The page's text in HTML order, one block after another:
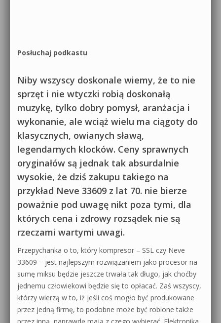
Posłuchaj podkastu
Niby wszyscy doskonale wiemy, że to nie
sprzęt i nie wtyczki robią doskonałą
muzykę, tylko dobry pomysł, aranżacja i
wykonanie, ale wciąż wielu ma ciągoty do
klasycznych, owianych sławą,
legendarnych klocków. Ceny sprawnych
oryginałów są jednak tak absurdalnie
wysokie, że dziś zakupu takiego na
przykład Neve 33609 z lat 70. nie bierze
poważnie pod uwagę nikt poza tymi, dla
których cena i zdrowy rozsądek nie są
rzeczami wartymi uwagi.
Przepychanka o to, który kompresor – SSL czy Neve
33609 – jest najlepszym rozwiązaniem jako procesor na
sumę miksu będzie jeszcze trwała tak długo, jak choćby
jednemu człowiekowi będzie się to opłacać. Zaś wszyscy,
którzy wierzą w to, iż jeśli coś mogło być produkowane
przez jedną firmę, to podobne może być robione także
przez inną, naprawdę mają z czego wybierać. Elektronika